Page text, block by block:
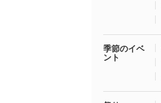
季節のイベ
ント